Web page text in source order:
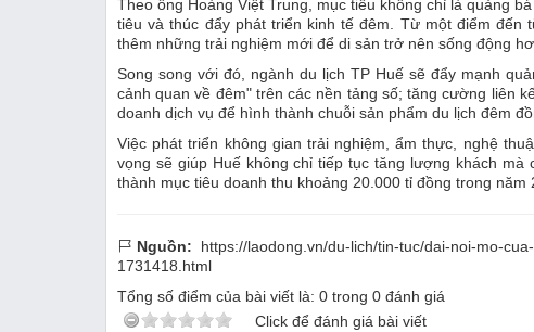
Theo ông Hoàng Việt Trung, mục tiêu không chỉ là quảng
tiêu và thúc đẩy phát triển kinh tế đêm. Từ một điểm
thêm những trải nghiệm mới để di sản trở nên sống động
Song song với đó, ngành du lịch TP Huế sẽ đẩy mạnh
cảnh quan về đêm" trên các nền tảng số; tăng cường liên
doanh dịch vụ để hình thành chuỗi sản phẩm du lịch đêm
Việc phát triển không gian trải nghiệm, ẩm thực, nghệ
vọng sẽ giúp Huế không chỉ tiếp tục tăng lượng khách
thành mục tiêu doanh thu khoảng 20.000 tỉ đồng trong năm
Nguồn:
https://laodong.vn/du-lich/tin-tuc/dai-noi-mo-
1731418.html
Tổng số điểm của bài viết là: 0 trong 0 đánh giá
Click để đánh giá bài viết